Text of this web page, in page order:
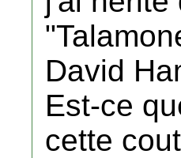
David
Est-ce
cette